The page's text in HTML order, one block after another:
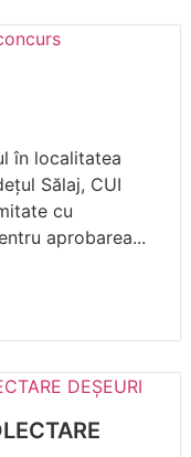
în localitatea
Sălaj, CUI
cu
aprobarea...